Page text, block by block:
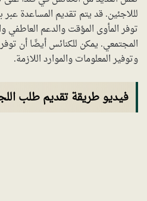
لللاجئين. قد يتم تقديم المساعدة عبر
توفر المأوى المؤقت والدعم العاطفي
المجتمعي. يمكن للكنائس أيضًا أن
وتوفير المعلومات والموارد اللازمة.
فيديو طريقة تقديم طلب